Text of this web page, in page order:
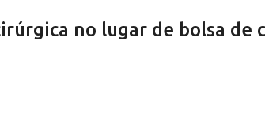
no lugar de bolsa de